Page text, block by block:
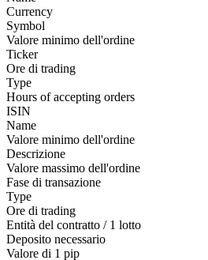
Currency
Symbol
Valore minimo dell'ordine
Ticker
Ore di trading
Type
Hours of accepting orders
ISIN
Name
Valore minimo dell'ordine
Descrizione
Valore massimo dell'ordine
Fase di transazione
Type
Ore di trading
Entità del contratto / 1 lotto
Deposito necessario
Valore di 1 pip